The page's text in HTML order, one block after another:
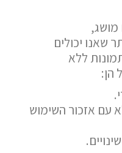
שאנו יכולים
ללא
הן:
עם אזכור השימוש